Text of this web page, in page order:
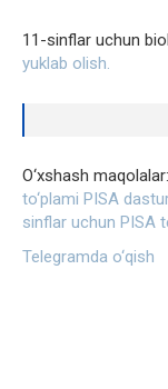
11-sinflar uchun
yuklab olish.
O‘xshash maqolalar:
to‘plami PISA
sinflar uchun PISA
Telegramda o‘qish